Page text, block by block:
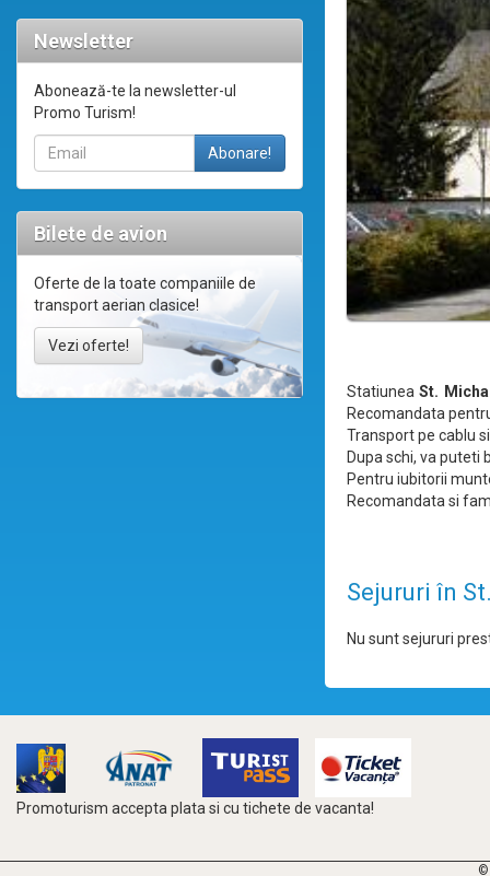
Newsletter
Abonează-te la newsletter-ul
Promo Turism!
Bilete de avion
Oferte de la toate companiile de
transport aerian clasice!
Vezi oferte!
StatiuneaSt.
Recomandata
Transport pe cablu
Dupa schi, va puteti
Pentru iubitorii
Recomandata si
Sejururi în
Nu sunt sejururi
Promoturism accepta plata si cu tichete de vacanta!
©